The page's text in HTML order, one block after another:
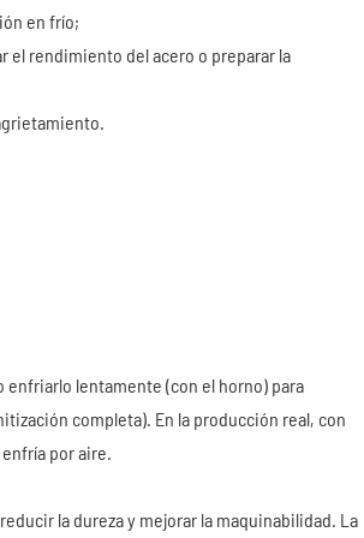
en frío;
el rendimiento del acero o preparar la
lentamente (con el horno) para
completa). En la producción real, con
por aire.
la dureza y mejorar la maquinabilidad. La